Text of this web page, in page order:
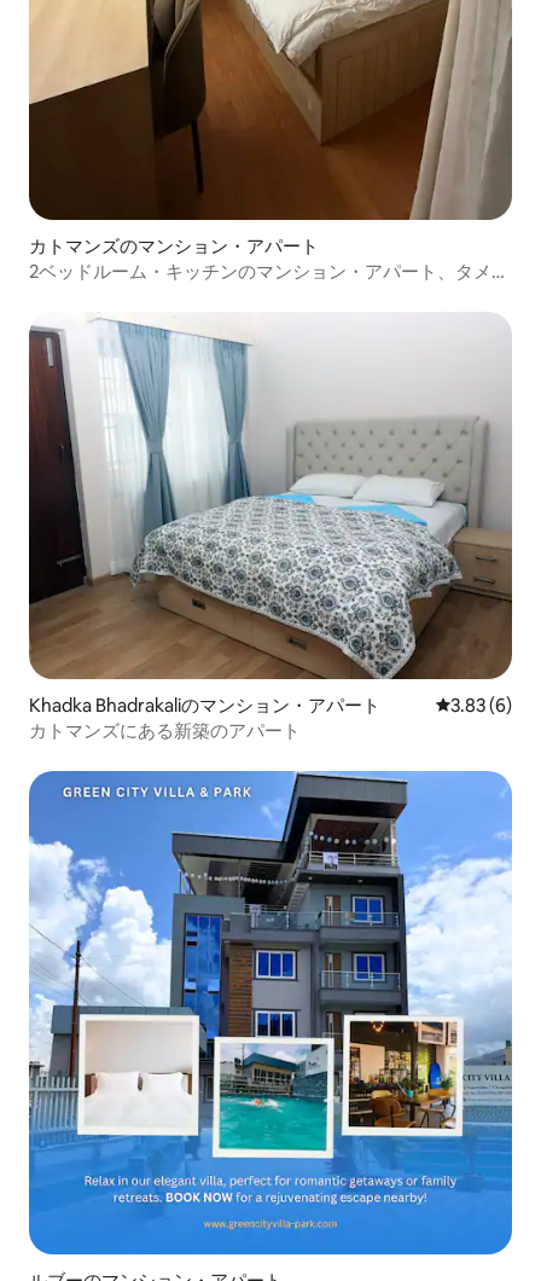
カトマンズのマンション・アパート
2ベッドルーム・キッチンのマンション・アパート、タメ
Khadka Bhadrakaliのマンション・アパート レビュー6
3.83 (6)
カトマンズにある新築のアパート